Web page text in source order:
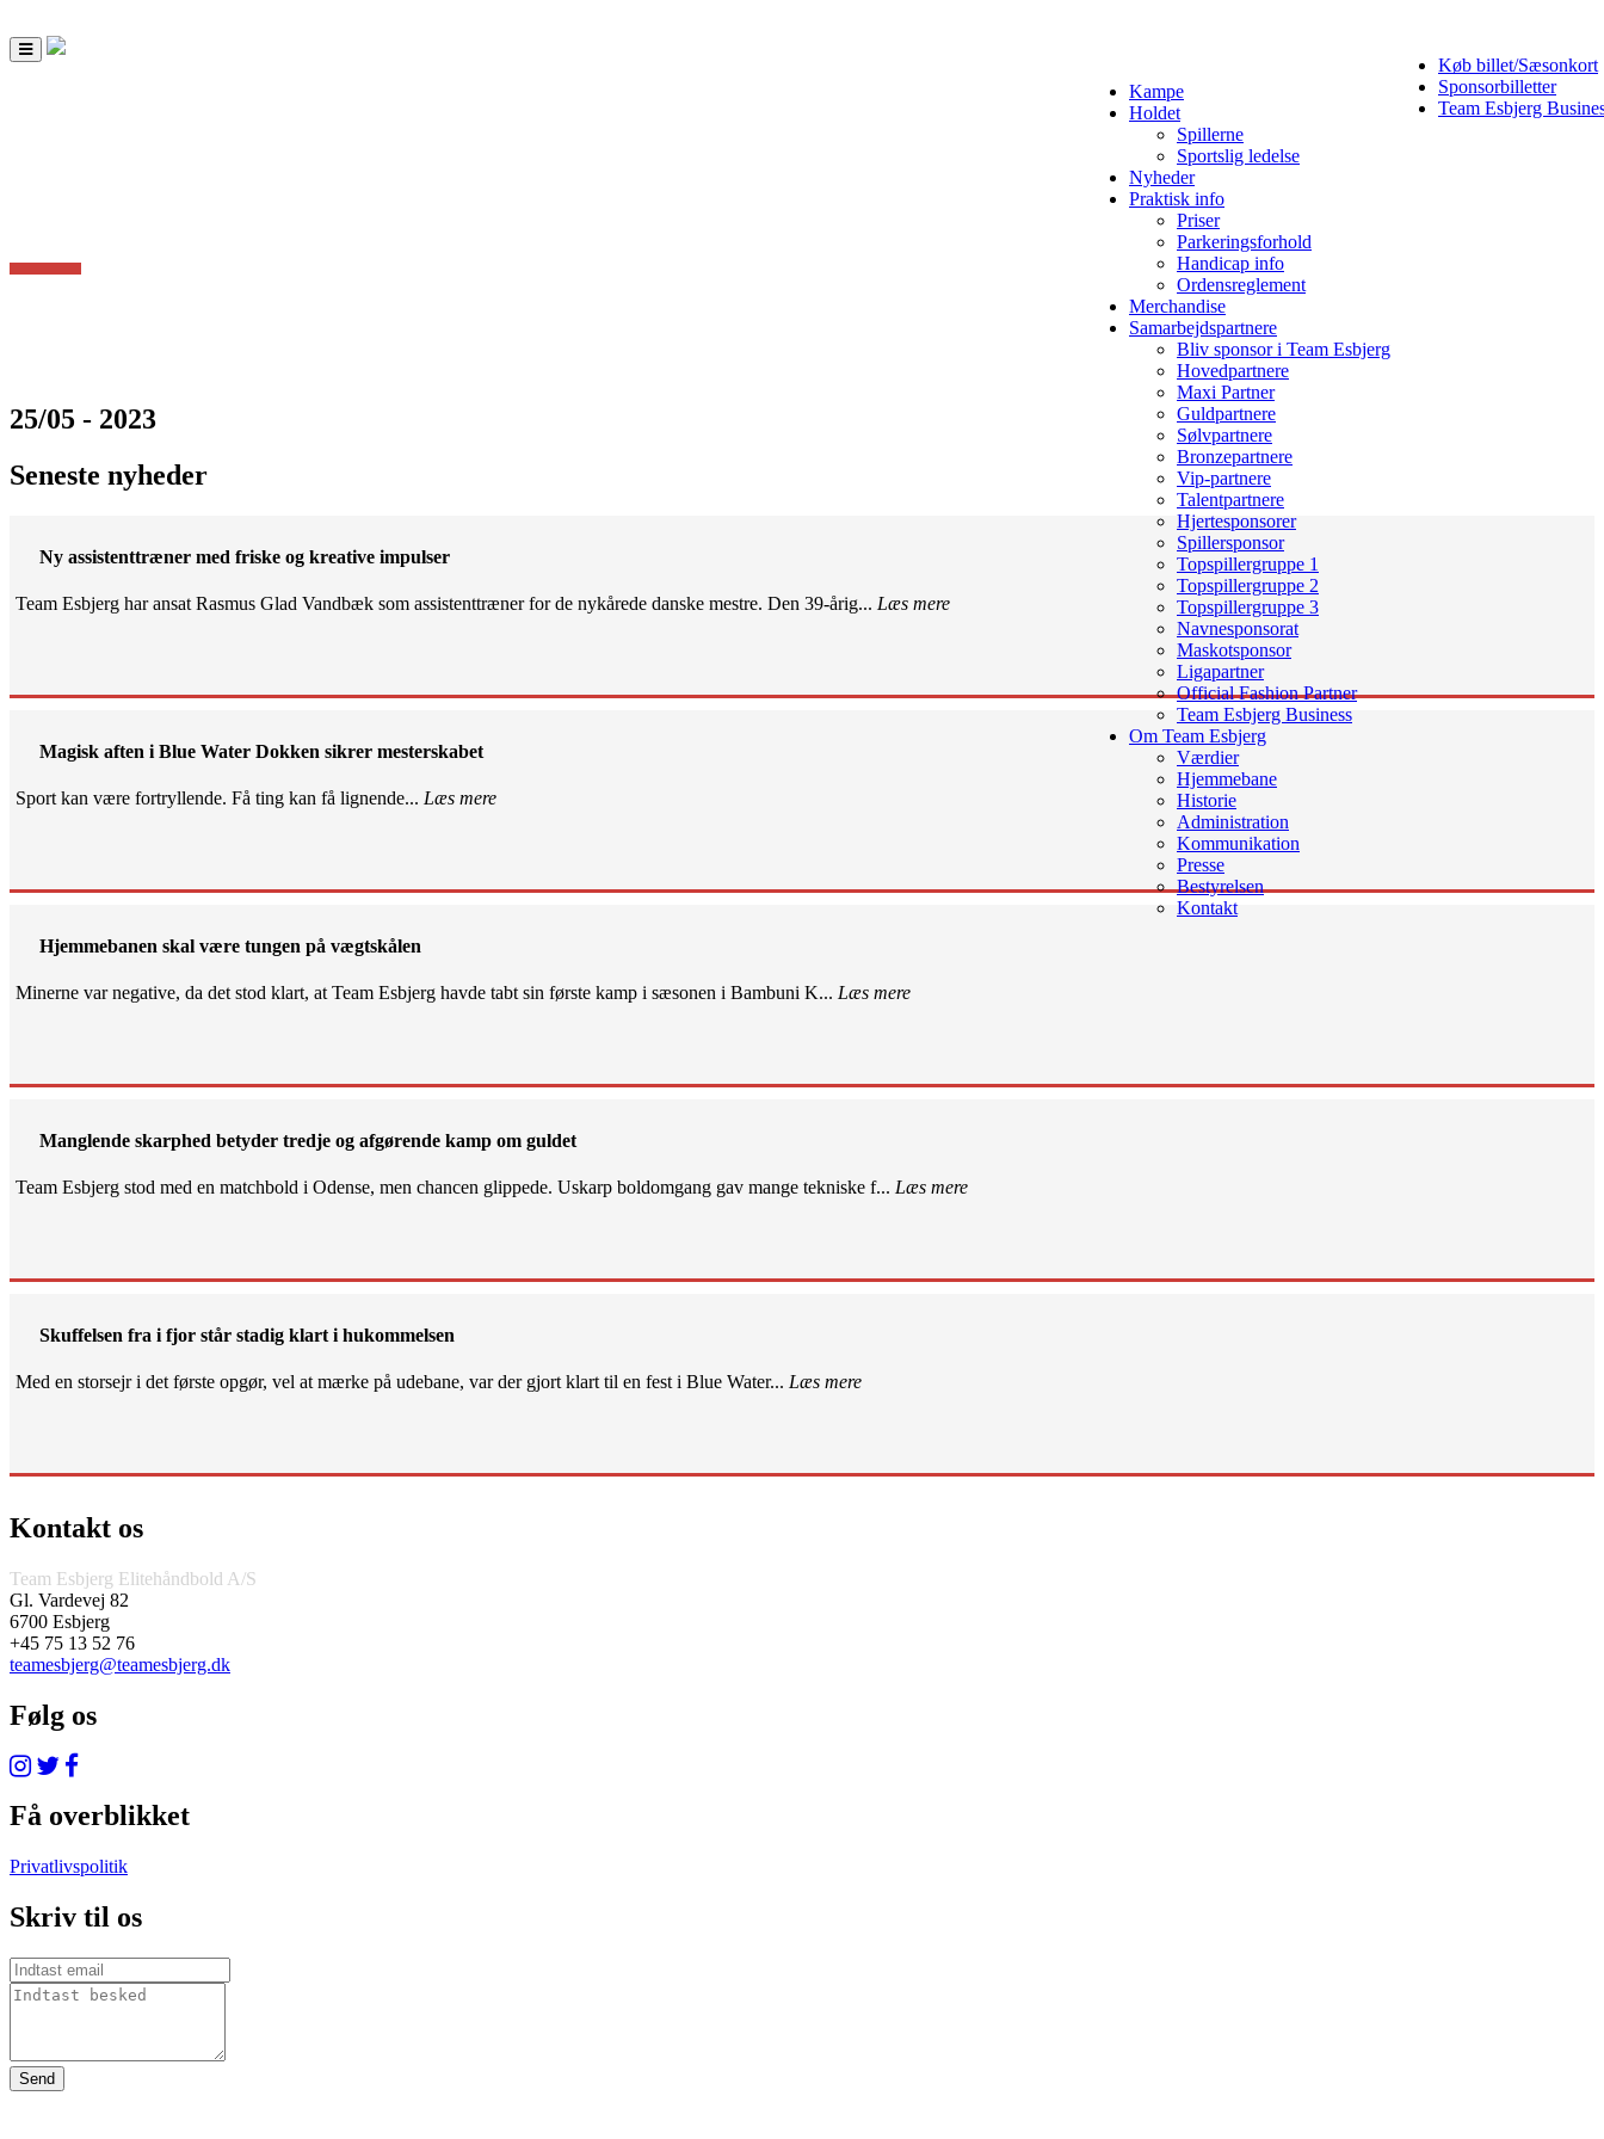
Køb billet/Sæsonkort
Sponsorbilletter
Team Esbjerg
Toggle
navigation
Kampe
Holdet
Spillerne
Sportslig ledelse
Nyheder
Praktisk info
Priser
Parkeringsforhold
Handicap info
Ordensreglement
Merchandise
Samarbejdspartnere
Bliv sponsor i Team Esbjerg
Hovedpartnere
Maxi Partner
Guldpartnere
Sølvpartnere
Bronzepartnere
Vip-partnere
Talentpartnere
Hjertesponsorer
Spillersponsor
Topspillergruppe 1
Topspillergruppe 2
Topspillergruppe 3
Navnesponsorat
Maskotsponsor
Ligapartner
Official Fashion Partner
Team Esbjerg Business
Om Team Esbjerg
Værdier
Hjemmebane
Historie
Administration
Kommunikation
Presse
Bestyrelsen
Kontakt
25/05 - 2023
Seneste nyheder
Ny assistenttræner med friske og kreative impulser
Team Esbjerg har ansat Rasmus Glad Vandbæk som assistenttræner for de nykårede danske mestre. Den 39-årig... Læs mere
Magisk aften i Blue Water Dokken sikrer mesterskabet
Sport kan være fortryllende. Få ting kan få lignende... Læs mere
Hjemmebanen skal være tungen på vægtskålen
Minerne var negative, da det stod klart, at Team Esbjerg havde tabt sin første kamp i sæsonen i Bambuni K... Læs mere
Manglende skarphed betyder tredje og afgørende kamp om guldet
Team Esbjerg stod med en matchbold i Odense, men chancen glippede. Uskarp boldomgang gav mange tekniske f... Læs mere
Skuffelsen fra i fjor står stadig klart i hukommelsen
Med en storsejr i det første opgør, vel at mærke på udebane, var der gjort klart til en fest i Blue Water... Læs mere
Kontakt os
Team Esbjerg Elitehåndbold A/S
Gl. Vardevej 82
6700 Esbjerg
+45 75 13 52 76
teamesbjerg@teamesbjerg.dk
Følg os
Få overblikket
Privatlivspolitik
Skriv til os